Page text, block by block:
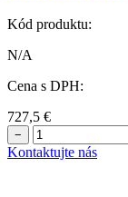
Kód produktu:
N/A
Cena s DPH:
727,5 €
−
Kontaktujte nás